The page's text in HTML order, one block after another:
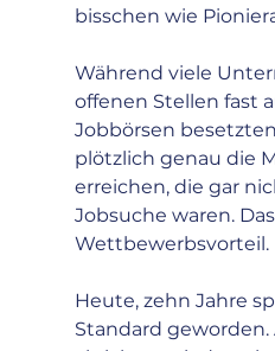
bisschen wie
Während viele
offenen Stellen fast
Jobbörsen
plötzlich genau die
erreichen, die gar
Jobsuche waren.
Wettbewerbsvorteil.
Heute, zehn Jahre
Standard geworden.